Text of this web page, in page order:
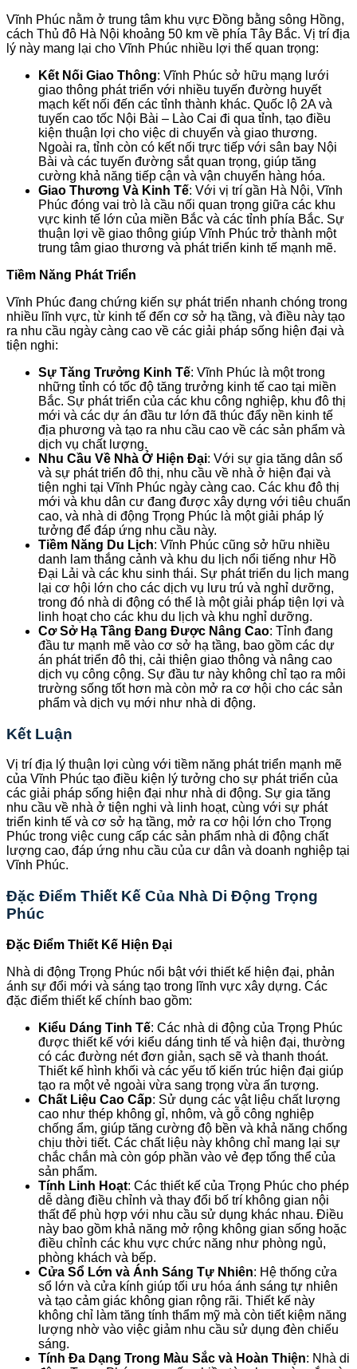
Vĩnh Phúc nằm ở trung tâm khu vực Đồng bằng sông Hồng,
cách Thủ đô Hà Nội khoảng 50 km về phía Tây Bắc. Vị trí địa
lý này mang lại cho Vĩnh Phúc nhiều lợi thế quan trọng:
Kết Nối Giao Thông: Vĩnh Phúc sở hữu mạng lưới
giao thông phát triển với nhiều tuyến đường huyết
mạch kết nối đến các tỉnh thành khác. Quốc lộ 2A và
tuyến cao tốc Nội Bài – Lào Cai đi qua tỉnh, tạo điều
kiện thuận lợi cho việc di chuyển và giao thương.
Ngoài ra, tỉnh còn có kết nối trực tiếp với sân bay Nội
Bài và các tuyến đường sắt quan trọng, giúp tăng
cường khả năng tiếp cận và vận chuyển hàng hóa.
Giao Thương Và Kinh Tế: Với vị trí gần Hà Nội, Vĩnh
Phúc đóng vai trò là cầu nối quan trọng giữa các khu
vực kinh tế lớn của miền Bắc và các tỉnh phía Bắc. Sự
thuận lợi về giao thông giúp Vĩnh Phúc trở thành một
trung tâm giao thương và phát triển kinh tế mạnh mẽ.
Tiềm Năng Phát Triển
Vĩnh Phúc đang chứng kiến sự phát triển nhanh chóng trong
nhiều lĩnh vực, từ kinh tế đến cơ sở hạ tầng, và điều này tạo
ra nhu cầu ngày càng cao về các giải pháp sống hiện đại và
tiện nghi:
Sự Tăng Trưởng Kinh Tế: Vĩnh Phúc là một trong
những tỉnh có tốc độ tăng trưởng kinh tế cao tại miền
Bắc. Sự phát triển của các khu công nghiệp, khu đô thị
mới và các dự án đầu tư lớn đã thúc đẩy nền kinh tế
địa phương và tạo ra nhu cầu cao về các sản phẩm và
dịch vụ chất lượng.
Nhu Cầu Về Nhà Ở Hiện Đại: Với sự gia tăng dân số
và sự phát triển đô thị, nhu cầu về nhà ở hiện đại và
tiện nghi tại Vĩnh Phúc ngày càng cao. Các khu đô thị
mới và khu dân cư đang được xây dựng với tiêu chuẩn
cao, và nhà di động Trọng Phúc là một giải pháp lý
tưởng để đáp ứng nhu cầu này.
Tiềm Năng Du Lịch: Vĩnh Phúc cũng sở hữu nhiều
danh lam thắng cảnh và khu du lịch nổi tiếng như Hồ
Đại Lải và các khu sinh thái. Sự phát triển du lịch mang
lại cơ hội lớn cho các dịch vụ lưu trú và nghỉ dưỡng,
trong đó nhà di động có thể là một giải pháp tiện lợi và
linh hoạt cho các khu du lịch và khu nghỉ dưỡng.
Cơ Sở Hạ Tầng Đang Được Nâng Cao: Tỉnh đang
đầu tư mạnh mẽ vào cơ sở hạ tầng, bao gồm các dự
án phát triển đô thị, cải thiện giao thông và nâng cao
dịch vụ công cộng. Sự đầu tư này không chỉ tạo ra môi
trường sống tốt hơn mà còn mở ra cơ hội cho các sản
phẩm và dịch vụ mới như nhà di động.
Kết Luận
Vị trí địa lý thuận lợi cùng với tiềm năng phát triển mạnh mẽ
của Vĩnh Phúc tạo điều kiện lý tưởng cho sự phát triển của
các giải pháp sống hiện đại như nhà di động. Sự gia tăng
nhu cầu về nhà ở tiện nghi và linh hoạt, cùng với sự phát
triển kinh tế và cơ sở hạ tầng, mở ra cơ hội lớn cho Trọng
Phúc trong việc cung cấp các sản phẩm nhà di động chất
lượng cao, đáp ứng nhu cầu của cư dân và doanh nghiệp tại
Vĩnh Phúc.
Đặc Điểm Thiết Kế Của Nhà Di Động Trọng
Phúc
Đặc Điểm Thiết Kế Hiện Đại
Nhà di động Trọng Phúc nổi bật với thiết kế hiện đại, phản
ánh sự đổi mới và sáng tạo trong lĩnh vực xây dựng. Các
đặc điểm thiết kế chính bao gồm:
Kiểu Dáng Tinh Tế: Các nhà di động của Trọng Phúc
được thiết kế với kiểu dáng tinh tế và hiện đại, thường
có các đường nét đơn giản, sạch sẽ và thanh thoát.
Thiết kế hình khối và các yếu tố kiến trúc hiện đại giúp
tạo ra một vẻ ngoài vừa sang trọng vừa ấn tượng.
Chất Liệu Cao Cấp: Sử dụng các vật liệu chất lượng
cao như thép không gỉ, nhôm, và gỗ công nghiệp
chống ẩm, giúp tăng cường độ bền và khả năng chống
chịu thời tiết. Các chất liệu này không chỉ mang lại sự
chắc chắn mà còn góp phần vào vẻ đẹp tổng thể của
sản phẩm.
Tính Linh Hoạt: Các thiết kế của Trọng Phúc cho phép
dễ dàng điều chỉnh và thay đổi bố trí không gian nội
thất để phù hợp với nhu cầu sử dụng khác nhau. Điều
này bao gồm khả năng mở rộng không gian sống hoặc
điều chỉnh các khu vực chức năng như phòng ngủ,
phòng khách và bếp.
Cửa Sổ Lớn và Ánh Sáng Tự Nhiên: Hệ thống cửa
sổ lớn và cửa kính giúp tối ưu hóa ánh sáng tự nhiên
và tạo cảm giác không gian rộng rãi. Thiết kế này
không chỉ làm tăng tính thẩm mỹ mà còn tiết kiệm năng
lượng nhờ vào việc giảm nhu cầu sử dụng đèn chiếu
sáng.
Tính Đa Dạng Trong Màu Sắc và Hoàn Thiện: Nhà di